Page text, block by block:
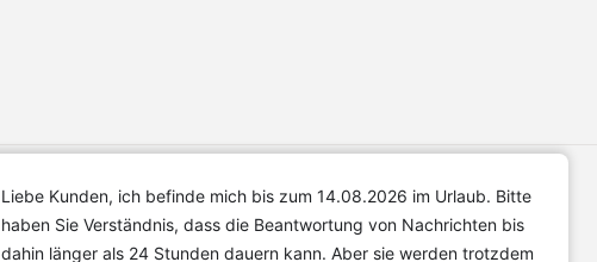
Liebe Kunden, ich befinde mich bis zum 14.08.2026 im Urlaub. Bitte
haben Sie Verständnis, dass die Beantwortung von Nachrichten bis
dahin länger als 24 Stunden dauern kann. Aber sie werden trotzdem